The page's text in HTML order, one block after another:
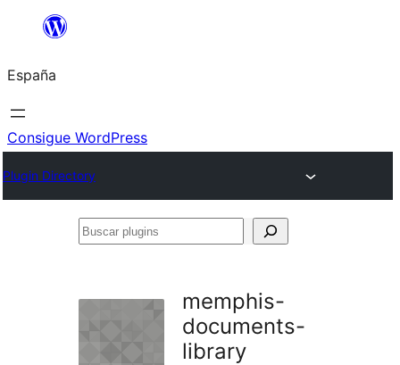
Saltar
contenido
España
Consigue WordPress
Plugin Directory
Buscar
memphis-
documents-
library